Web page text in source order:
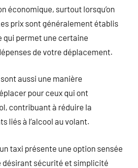
économique, surtout lorsqu’on
prix sont généralement établis
qui permet une certaine
de votre déplacement.
aussi une manière
pour ceux qui ont
contribuant à réduire la
liés à l’alcool au volant.
taxi présente une option sensée
désirant sécurité et simplicité